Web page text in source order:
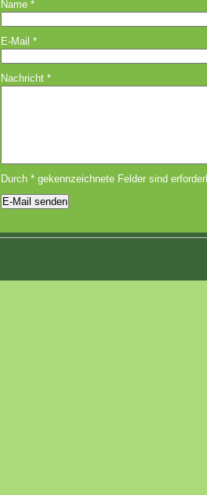
Name *
E-Mail *
Nachricht *
Durch * gekennzeichnete Felder sind